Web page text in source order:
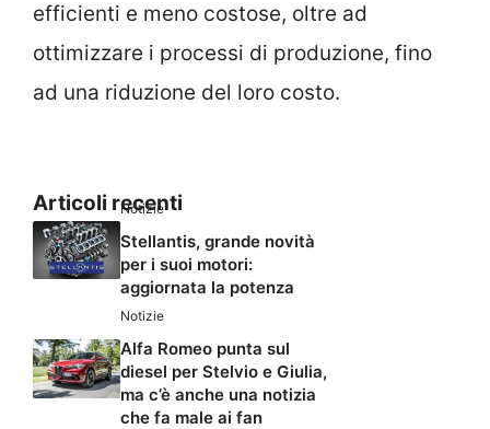
efficienti e meno costose, oltre ad
ottimizzare i processi di produzione, fino
ad una riduzione del loro costo.
Articoli recenti
Notizie
Stellantis, grande novità
per i suoi motori:
aggiornata la potenza
Notizie
Alfa Romeo punta sul
diesel per Stelvio e Giulia,
ma c’è anche una notizia
che fa male ai fan